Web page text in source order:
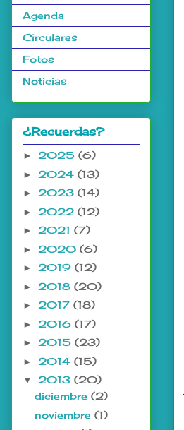
Agenda
Circulares
Fotos
Noticias
¿Recuerdas?
► 2025 (6)
► 2024 (13)
► 2023 (14)
► 2022 (12)
► 2021 (7)
► 2020 (6)
► 2019 (12)
► 2018 (20)
► 2017 (18)
► 2016 (17)
► 2015 (23)
► 2014 (15)
▼ 2013 (20)
diciembre (2)
noviembre (1)